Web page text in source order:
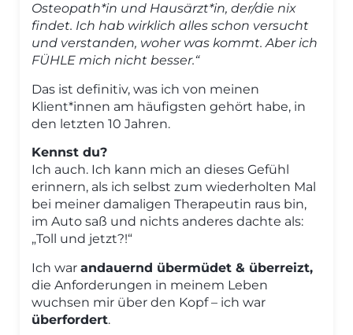
Osteopath*in und Hausärzt*in, der/die nix
findet. Ich hab wirklich alles schon versucht
und verstanden, woher was kommt.Aber ich
FÜHLE mich nicht besser.“
Das ist definitiv, was ich von meinen
Klient*innen am häufigsten gehört habe, in
den letzten 10 Jahren.
Kennst du?
Ich auch. Ich kann mich an dieses Gefühl
erinnern, als ich selbst zum wiederholten Mal
bei meiner damaligen Therapeutin raus bin,
im Auto saß und nichts anderes dachte als:
„Toll und jetzt?!“
Ich war andauernd übermüdet & überreizt,
die Anforderungen in meinem Leben
wuchsen mir über den Kopf – ich war
überfordert.